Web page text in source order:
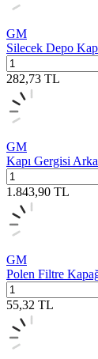
GM
Silecek Depo
282,73 TL
GM
Kapı Gergisi
1.843,90 TL
GM
Polen Filtre
55,32 TL